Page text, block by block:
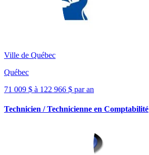
Ville de Québec
Québec
71 009 $ à 122 966 $ par an
Technicien / Technicienne en Comptabilité